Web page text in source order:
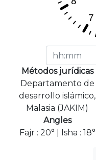
Métodos jurídicas
Departamento de
desarrollo islámico,
Malasia (JAKIM)
Angles
Fajr : 20° | Isha : 18°